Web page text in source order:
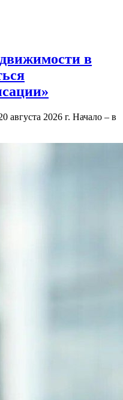
в
2026 г. Начало – в